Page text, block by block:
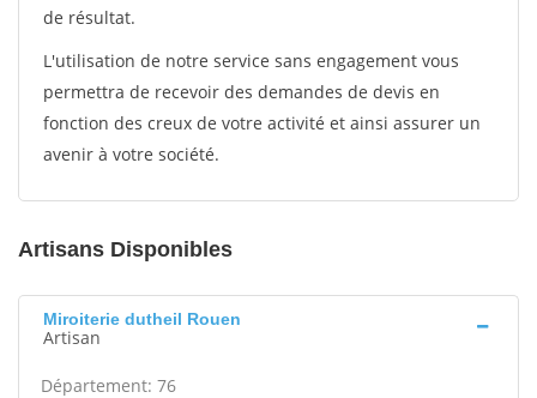
de résultat.
L'utilisation de notre service sans engagement vous
permettra de recevoir des demandes de devis en
fonction des creux de votre activité et ainsi assurer un
avenir à votre société.
Artisans Disponibles
Miroiterie dutheil Rouen
Artisan
Département: 76